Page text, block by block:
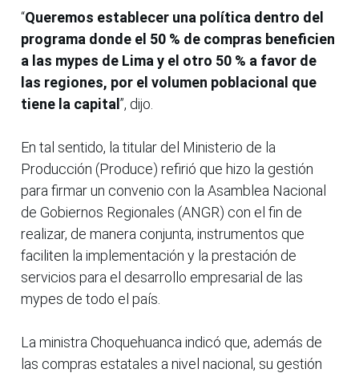
“Queremos establecer una política dentro del
programa donde el 50 % de compras beneficien
a las mypes de Lima y el otro 50 % a favor de
las regiones, por el volumen poblacional que
tiene la capital ”, dijo.
En tal sentido, la titular del Ministerio de la
Producción (Produce) refirió que hizo la gestión
para firmar un convenio con la Asamblea Nacional
de Gobiernos Regionales (ANGR) con el fin de
realizar, de manera conjunta, instrumentos que
faciliten la implementación y la prestación de
servicios para el desarrollo empresarial de las
mypes de todo el país.
La ministra Choquehuanca indicó que, además de
las compras estatales a nivel nacional, su gestión